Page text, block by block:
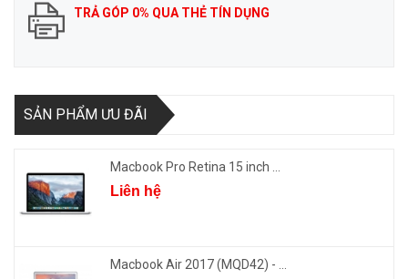
TRẢ GÓP 0% QUA THẺ TÍN DỤNG
SẢN PHẨM ƯU ĐÃI
Macbook Pro Retina 15 inch ...
Liên hệ
Macbook Air 2017 (MQD42) - ...